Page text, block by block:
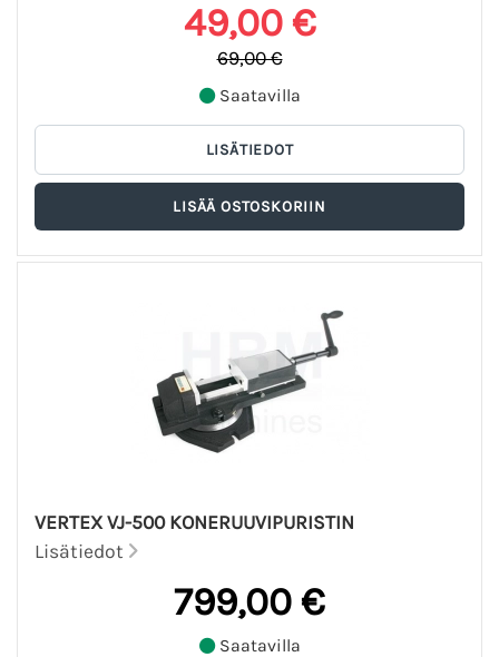
49,00 €
69,00 €
Saatavilla
VERTEX VJ-500 KONERUUVIPURISTIN
Lisätiedot
799,00 €
Saatavilla